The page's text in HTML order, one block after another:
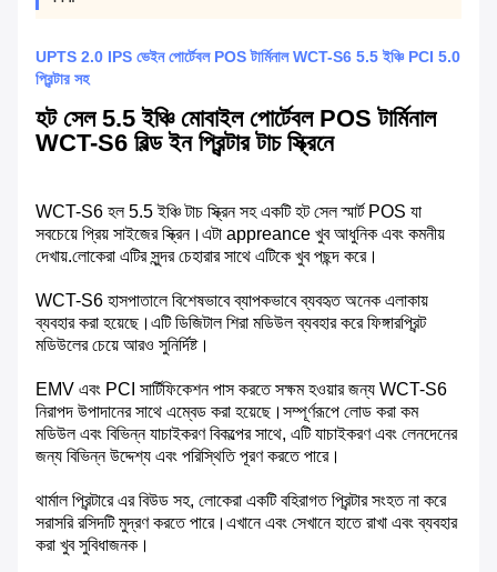
UPTS 2.0 IPS ভেইন পোর্টেবল POS টার্মিনাল WCT-S6 5.5 ইঞ্চি PCI 5.0
প্রিন্টার সহ
হট সেল 5.5 ইঞ্চি মোবাইল পোর্টেবল POS টার্মিনাল
WCT-S6 বিল্ড ইন প্রিন্টার টাচ স্ক্রিনে
WCT-S6 হল 5.5 ইঞ্চি টাচ স্ক্রিন সহ একটি হট সেল স্মার্ট POS যা
সবচেয়ে প্রিয় সাইজের স্ক্রিন।এটা appreance খুব আধুনিক এবং কমনীয়
দেখায়.লোকেরা এটির সুন্দর চেহারার সাথে এটিকে খুব পছন্দ করে।
WCT-S6 হাসপাতালে বিশেষভাবে ব্যাপকভাবে ব্যবহৃত অনেক এলাকায়
ব্যবহার করা হয়েছে।এটি ডিজিটাল শিরা মডিউল ব্যবহার করে ফিঙ্গারপ্রিন্ট
মডিউলের চেয়ে আরও সুনির্দিষ্ট।
EMV এবং PCI সার্টিফিকেশন পাস করতে সক্ষম হওয়ার জন্য WCT-S6
নিরাপদ উপাদানের সাথে এম্বেড করা হয়েছে।সম্পূর্ণরূপে লোড করা কম
মডিউল এবং বিভিন্ন যাচাইকরণ বিকল্পের সাথে, এটি যাচাইকরণ এবং লেনদেনের
জন্য বিভিন্ন উদ্দেশ্য এবং পরিস্থিতি পূরণ করতে পারে।
থার্মাল প্রিন্টারে এর বিউড সহ, লোকেরা একটি বহিরাগত প্রিন্টার সংহত না করে
সরাসরি রসিদটি মুদ্রণ করতে পারে।এখানে এবং সেখানে হাতে রাখা এবং ব্যবহার
করা খুব সুবিধাজনক।